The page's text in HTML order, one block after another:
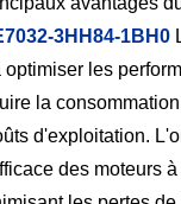
3HH84-1BH0
les
la
d'exploitation.
des moteurs